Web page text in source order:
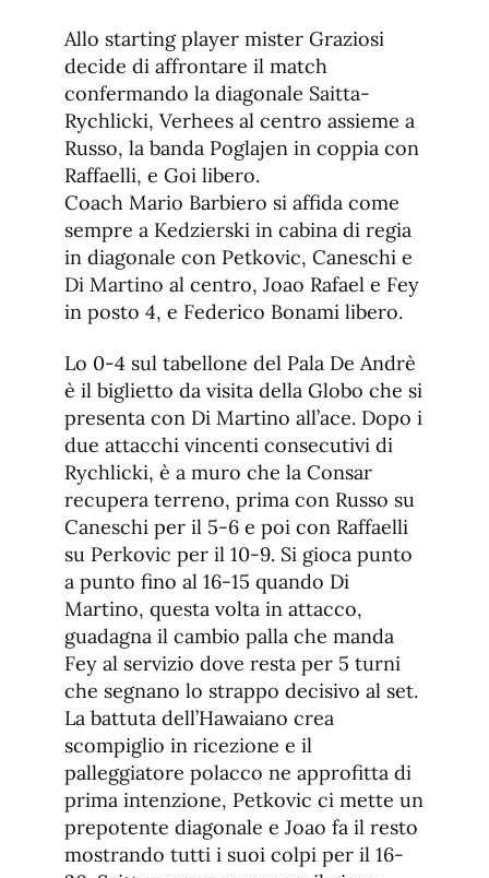
Allo starting player mister Graziosi
decide di affrontare il match
confermando la diagonale Saitta-
Rychlicki, Verhees al centro assieme a
Russo, la banda Poglajen in coppia con
Raffaelli, e Goi libero.
Coach Mario Barbiero si affida come
sempre a Kedzierski in cabina di regia
in diagonale con Petkovic, Caneschi e
Di Martino al centro, Joao Rafael e Fey
in posto 4, e Federico Bonami libero.
Lo 0-4 sul tabellone del Pala De Andrè
è il biglietto da visita della Globo che si
presenta con Di Martino all’ace. Dopo i
due attacchi vincenti consecutivi di
Rychlicki, è a muro che la Consar
recupera terreno, prima con Russo su
Caneschi per il 5-6 e poi con Raffaelli
su Perkovic per il 10-9. Si gioca punto
a punto fino al 16-15 quando Di
Martino, questa volta in attacco,
guadagna il cambio palla che manda
Fey al servizio dove resta per 5 turni
che segnano lo strappo decisivo al set.
La battuta dell’Hawaiano crea
scompiglio in ricezione e il
palleggiatore polacco ne approfitta di
prima intenzione, Petkovic ci mette un
prepotente diagonale e Joao fa il resto
mostrando tutti i suoi colpi per il 16-